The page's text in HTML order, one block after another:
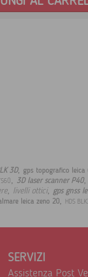
3D, gps topografico leica
, 3D laser scanner P40
, livelli ottici, gps gnss
leica zeno 20, HDS
SERVIZI
Assistenza Post